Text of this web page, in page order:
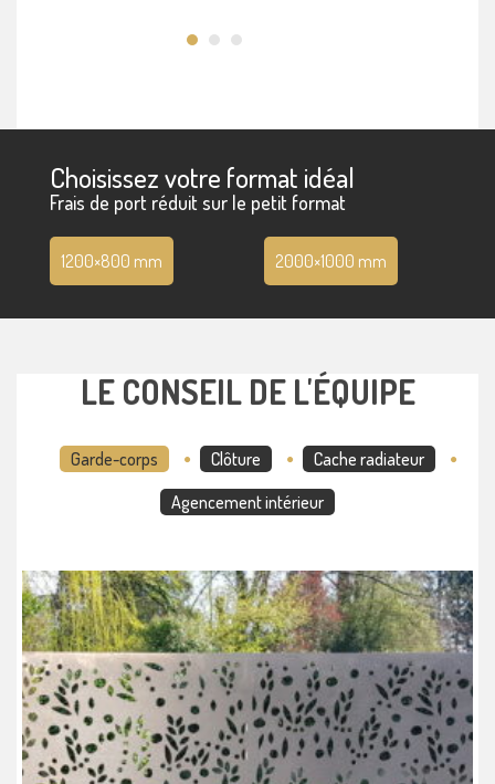
Choisissez votre format idéal
Frais de port réduit sur le petit format
1200×800 mm 2000×1000 mm
LE CONSEIL DE L'ÉQUIPE
Garde-corps Clôture
Cache radiateur
Agencement intérieur